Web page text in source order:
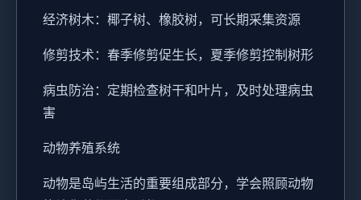
经济树木：椰子树、橡胶树，可长期采集资源
修剪技术：春季修剪促生长，夏季修剪控制树形
病虫防治：定期检查树干和叶片，及时处理病虫
害
动物养殖系统
动物是岛屿生活的重要组成部分，学会照顾动物